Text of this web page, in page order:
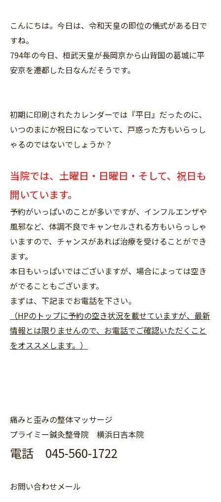
こんにちは。今日は、令和天皇の即位の儀式がある日で
すね。
794年の今日、桓武天皇が長岡京から山背国の葛城に平
安京を遷都した日なんだそうです。
初期に印刷されたカレンダーでは『平日』だったのに、
いつのまにか祝日になっていて、戸惑った方もいらっし
ゃるのではないでしょうか？
当院では、土曜日・日曜日・そして、祝日も
開いています。
予約がいっぱいのことが多いですが、インフルエンザや
風邪など、体調不良でキャンセルされる方もいらっしゃ
いますので、チャンスがあれば治療を受けることができ
ます。
本日もいっぱいではございますが、場合によっては空き
がでることもございます。
まずは、下記までお電話を下さい。
（HPのトップに予約の空き状況を載せていますが、最新
情報とは限りませんので、お電話でご確認いただくこと
をオススメします。）
痛みと歪みの整体マッサージ
プライミー鍼灸整骨院 横浜日吉本院
電話 045-560-1722
お問い合わせメール